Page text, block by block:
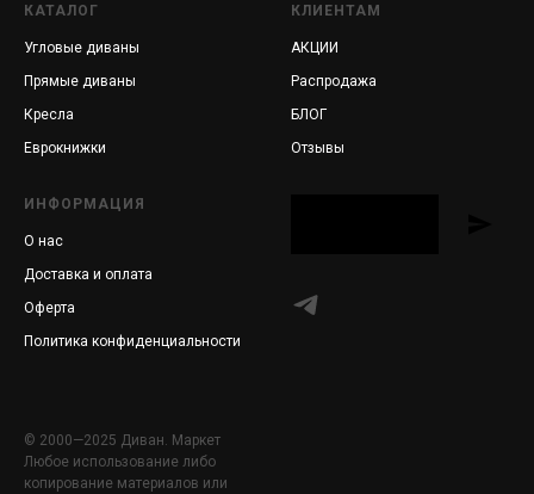
КАТАЛОГ
Угловые диваны
Прямые диваны
Кресла
Еврокнижки
КЛИЕНТАМ
АКЦИИ
Распродажа
БЛОГ
Отзывы
ИНФОРМАЦИЯ
О нас
Доставка и оплата
Оферта
Политика конфиденциальности
© 2000—2025 Диван. Маркет
Любое использование либо
копирование материалов или